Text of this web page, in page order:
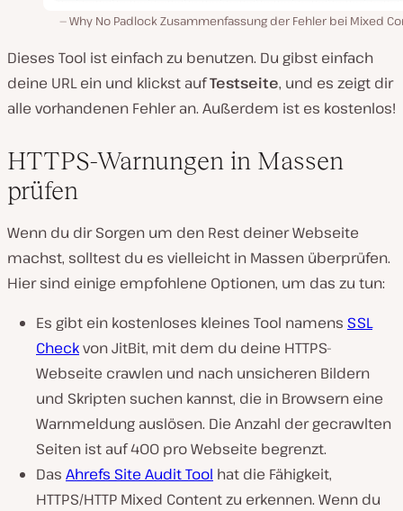
Why No Padlock Zusammenfassung der Fehler bei Mixed
Dieses Tool ist einfach zu benutzen. Du gibst einfach
deine URL ein und klickst aufTestseite, und es zeigt dir
alle vorhandenen Fehler an. Außerdem ist es kostenlos!
HTTPS-Warnungen in Massen
prüfen
Wenn du dir Sorgen um den Rest deiner Webseite
machst, solltest du es vielleicht in Massen überprüfen.
Hier sind einige empfohlene Optionen, um das zu tun:
Es gibt ein kostenloses kleines Tool namens SSL
Checkvon JitBit, mit dem du deine HTTPS-
Webseite crawlen und nach unsicheren Bildern
und Skripten suchen kannst, die in Browsern eine
Warnmeldung auslösen. Die Anzahl der gecrawlten
Seiten ist auf 400 pro Webseite begrenzt.
Das Ahrefs Site Audit Tool hat die Fähigkeit,
HTTPS/HTTP Mixed Content zu erkennen. Wenn du